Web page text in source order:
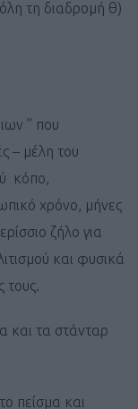
τη διαδρομή θ)
” που
– μέλη του
κόπο,
χρόνο, μήνες
ζήλο για
και φυσικά
τους.
και τα στάνταρ
πείσμα και